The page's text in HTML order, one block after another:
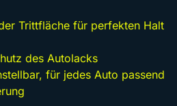
Trittfläche für perfekten Halt
des Autolacks
für jedes Auto passend